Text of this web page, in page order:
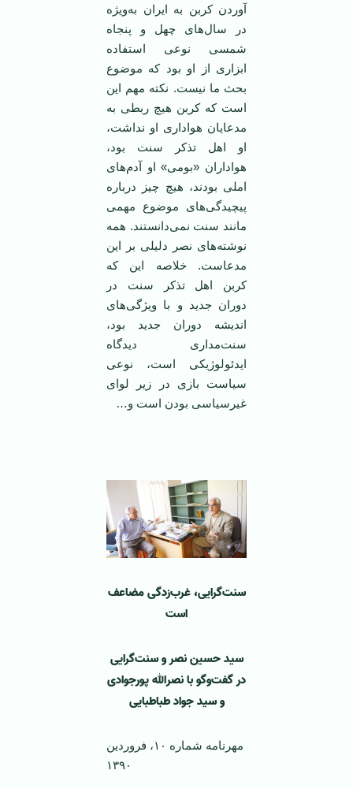
آوردن کربن به ایران به‌ویژه
در سال‌های چهل و پنجاه
شمسی نوعی استفاده
ابزاری از او بود که موضوع
بحث ما نیست. نکته مهم این
است که کربن هیچ ربطی به
مدعایان هواداری او نداشت،
او اهل تذکر سنت بود،
هواداران «بومی» او آدم‌های
املی بودند، هیچ چیز درباره
پیچیدگی‌های موضوع مهمی
مانند سنت نمی‌دانستند. همه
نوشته‌های نصر دلیلی بر این
مدعاست. خلاصه این که
کربن اهل تذکر سنت در
دوران جدید و با ویژگی‌های
اندیشه دوران جدید بود،
سنت‌مداری دیدگاه
ایدئولوژیکی است، نوعی
سیاست بازی در زیر لوای
غیرسیاسی بودن است و…
سنت‌گرایی، غرب‌زدگی مضاعف
است
سید حسین نصر و سنت‌گرایی
در گفت‌وگو با نصرالله پورجوادی
و سید جواد طباطبایی
مهرنامه شماره ۱۰، فروردین
۱۳۹۰